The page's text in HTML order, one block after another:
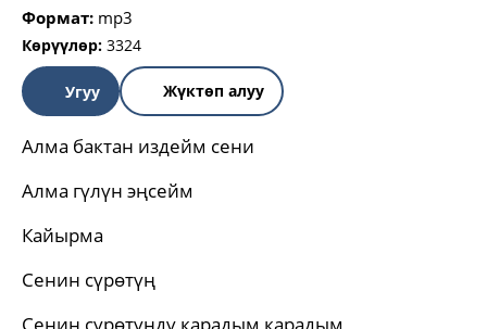
Формат: mp3
Көрүүлөр: 3324
Угуу Жүктөп алуу
Алма бактан издейм сени
Алма гүлүн эңсейм
Кайырма
Сенин сүрөтүң